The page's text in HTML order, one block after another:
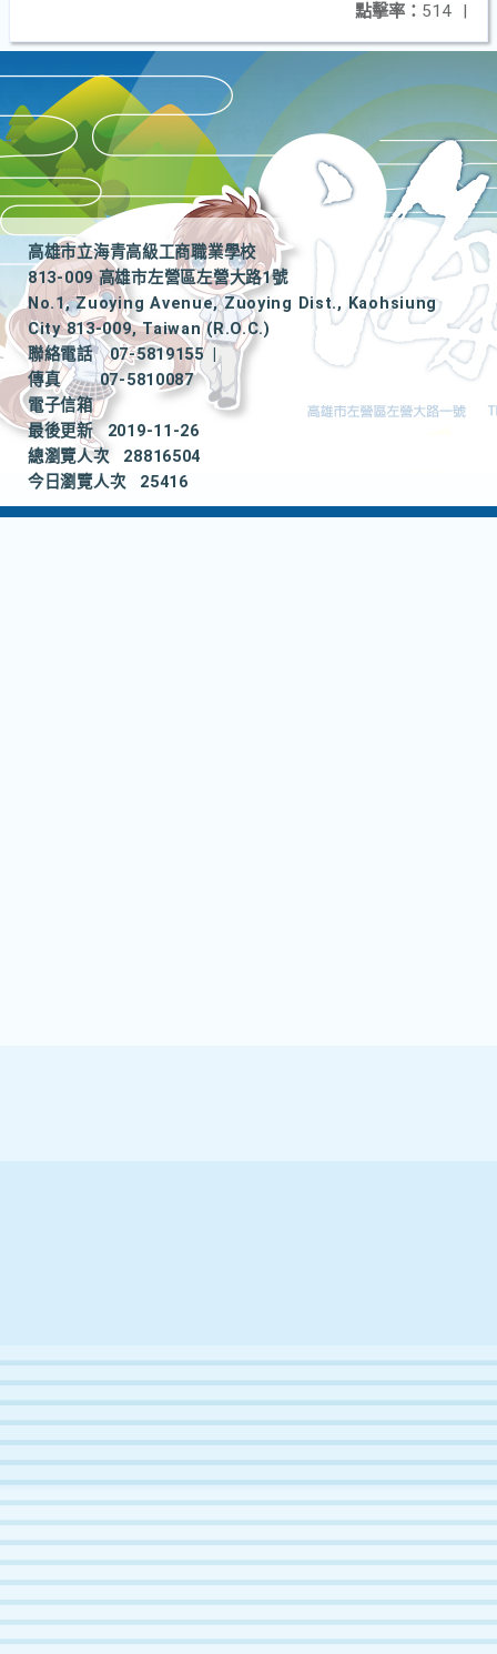
點擊率： 514 |
高雄市立海青高級工商職業學校
813-009 高雄市左營區左營大路1號
No.1, Zuoying Avenue, Zuoying Dist., Kaohsiung
City 813-009, Taiwan (R.O.C.)
聯絡電話
07-5819155
|
傳真
07-5810087
電子信箱
最後更新
2019-11-26
總瀏覽人次
28816504
今日瀏覽人次
25416